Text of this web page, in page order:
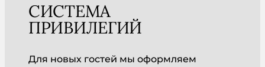
СИСТЕМА
ПРИВИЛЕГИЙ
Для новых гостей мы оформляем